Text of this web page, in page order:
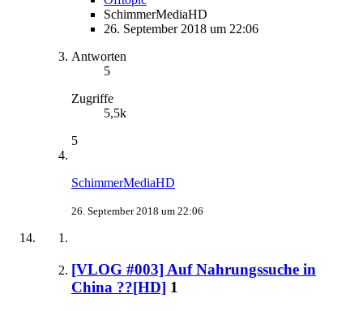
SchimmerMediaHD
26. September 2018 um 22:06
Antworten
5
Zugriffe
5,5k
5
SchimmerMediaHD
26. September 2018 um 22:06
[VLOG #003] Auf Nahrungssuche in
China ??[HD] 1